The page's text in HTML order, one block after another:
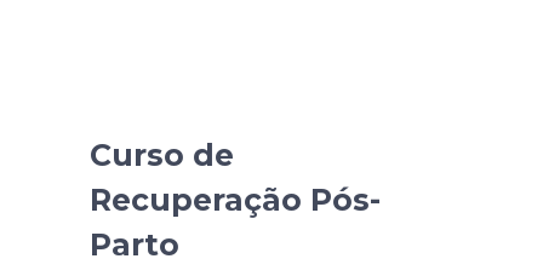
Curso de
Recuperação Pós-
Parto